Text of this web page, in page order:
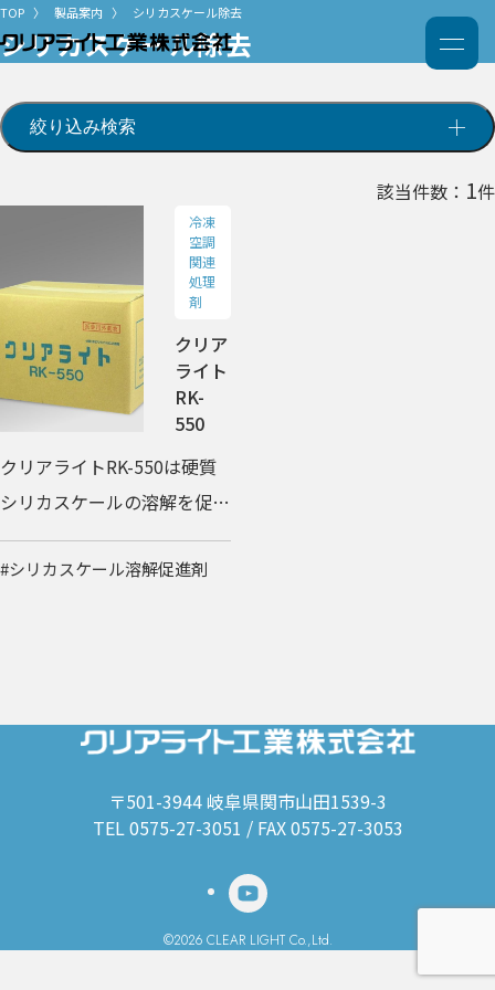
TOP 製品案内 シリカスケール除去
シリカスケール除去
絞り込み検索
該当件数： 1件
冷凍
空調
関連
処理
剤
クリア
ライト
RK-
550
クリアライトRK-550は硬質
シリカスケールの溶解を促進
する粉末洗浄剤です。
#シリカスケール溶解促進剤
〒501-3944 岐阜県関市山田1539-3
TEL 0575-27-3051 / FAX 0575-27-3053
©2026 CLEAR LIGHT Co.,Ltd.